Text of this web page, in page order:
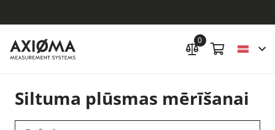
0
Siltuma plūsmas mērīšanai